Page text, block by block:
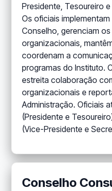
Presidente, Tesoureiro
Os oficiais
Conselho, gerenciam
organizacionais,
coordenam a
programas do Instituto.
estreita colaboração
organizacionais e
Administração. Oficiais
(Presidente e
(Vice-Presidente e
Conselho